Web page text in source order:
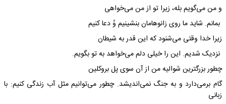
و من می‌گویم بله، زیرا تو از من می‌خواهی
بمانم. شاید ما روی زانوهامان بنشینیم وُ دعا کنیم
زیرا خدا وقتی می‌شنود که این قدر به شیطان
نزدیک شدیم. این را خیلی دلم می‌خواهد به ‌تو بگویم.
چطور بزرگترین شوالیه‌ من از آن سوی پل بروکلین
گام برمی‌دارد و به جنگ نمی‌اندیشد. چطور می‌توانیم مثل آب زندگی کنیم: با
زبانی